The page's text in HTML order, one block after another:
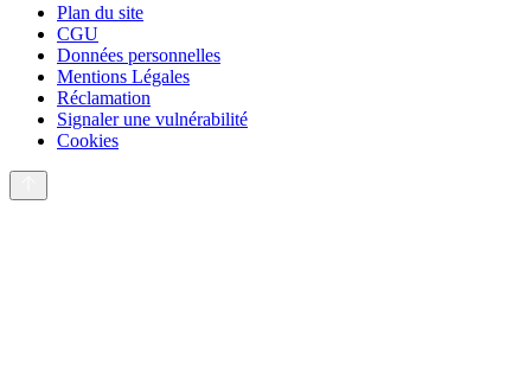
Plan du site
CGU
Données personnelles
Mentions Légales
Réclamation
Signaler une vulnérabilité
Cookies